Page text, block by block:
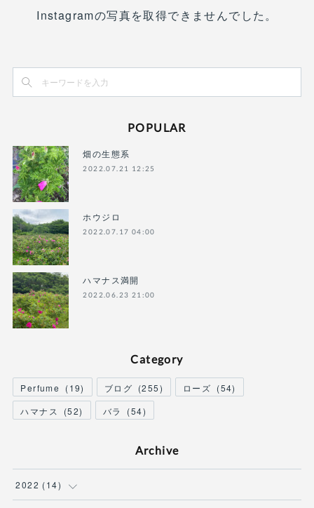
Instagramの写真を取得できませんでした。
POPULAR
畑の生態系
2022.07.21 12:25
ホウジロ
2022.07.17 04:00
ハマナス満開
2022.06.23 21:00
Category
Perfume (19) ブログ (255) ローズ (54)
ハマナス
(52) バラ (54)
Archive
2022 (14)